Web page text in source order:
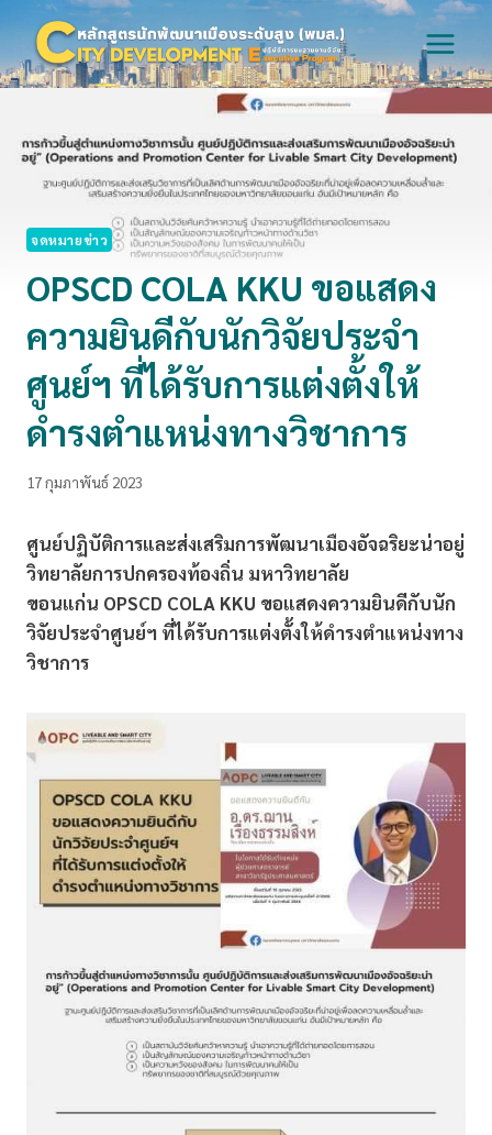
content
จดหมายข่าว
OPSCD COLA KKU ขอแสดง
ความยินดีกับนักวิจัยประจำ
ศูนย์ฯ ที่ได้รับการแต่งตั้งให้
ดำรงตำแหน่งทางวิชาการ
17 กุมภาพันธ์ 2023
ศูนย์ปฏิบัติการและส่งเสริมการพัฒนาเมืองอัจฉริยะน่าอยู่
วิทยาลัยการปกครองท้องถิ่น มหาวิทยาลัย
ขอนแก่น OPSCD COLA KKU ขอแสดงความยินดีกับนัก
วิจัยประจำศูนย์ฯ ที่ได้รับการแต่งตั้งให้ดำรงตำแหน่งทาง
วิชาการ